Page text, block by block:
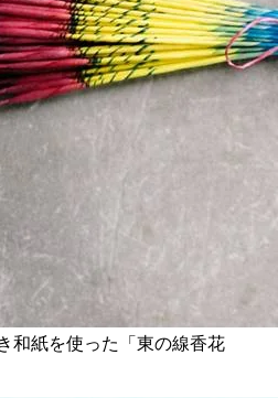
和紙を使った「東の線香花